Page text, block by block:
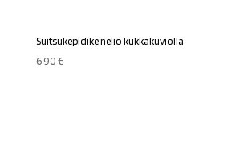
Suitsukepidike neliö kukkakuviolla
6,90€